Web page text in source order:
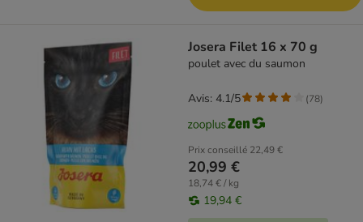
Josera Filet 16 x 70 g
poulet avec du saumon
Prix conseillé 22,49 €
20,99 €
18,74 € / kg
19,94 €
Avis: 4.1/5 (78)